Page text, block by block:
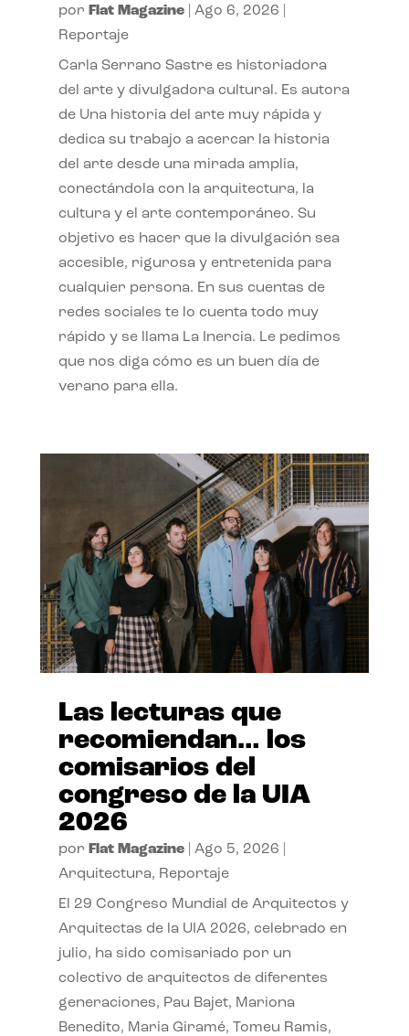
por Flat Magazine| Ago 6, 2026
Reportaje
Carla Serrano Sastre es historiadora
del arte y divulgadora cultural. Es autora
de Una historia del arte muy rápida y
dedica su trabajo a acercar la historia
del arte desde una mirada amplia,
conectándola con la arquitectura, la
cultura y el arte contemporáneo. Su
objetivo es hacer que la divulgación sea
accesible, rigurosa y entretenida para
cualquier persona. En sus cuentas de
redes sociales te lo cuenta todo muy
rápido y se llama La Inercia. Le pedimos
que nos diga cómo es un buen día de
verano para ella.
Las lecturas que
recomiendan… los
comisarios del
congreso de la UIA
2026
por Flat Magazine| Ago 5, 2026
Arquitectura, Reportaje
El 29 Congreso Mundial de Arquitectos y
Arquitectas de la UIA 2026, celebrado en
julio, ha sido comisariado por un
colectivo de arquitectos de diferentes
generaciones, Pau Bajet, Mariona
Benedito, Maria Giramé, Tomeu Ramis,